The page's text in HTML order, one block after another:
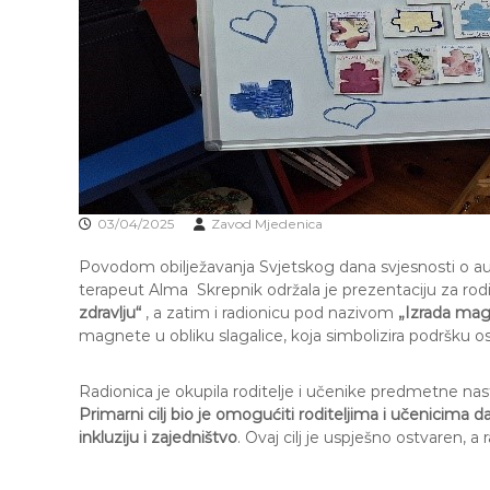
A
E
V
O
o
b
a
z
v
a
n
j
i
o
d
g
j
d
j
03/04/2025 Zavod Mjedenica
Povodom obilježavanja Svjetskog dana svjesnosti o
terapeut Alma Skrepnik održala je prezentaciju za
zdravlju“ , a zatim i radionicu pod nazivom „Izrada
magnete u obliku slagalice, koja simbolizira podršku
Radionica je okupila roditelje i učenike predmetne
Primarni cilj bio je omogućiti roditeljima i učenicima
inkluziju i zajedništvo. Ovaj cilj je uspješno ostvaren,